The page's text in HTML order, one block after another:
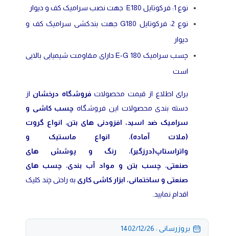
نوع 1: فرکوتایل E180 جهت نصب سرامیک کف و دیوار
نوع 2: فرکوتایل G180 جهت بندکشی سرامیک کف و
دیوار
چسب سرامیک E-G 180 دارای مقاومت شیمیایی بالایی
است
برای اطلاع از قیمت محصولات فروشگاه درخشان از
دسته بندی محصولات این فروشگاه چسب کاشی و
سرامیک ضد اسید، افزودنی های بتن، انواع گروت
(ملات آماده)، انواع ماستیک و
واتراستاپ(درزگیر)، رنگ و پوشش های
صنعتی، چسب بتن و مواد آب بندی، چسب های
صنعتی و ساختمانی، ابزار کاشی کاری به راحتی چند کلیک
اقدام نمایید.
بروزرسانی : 1402/12/26